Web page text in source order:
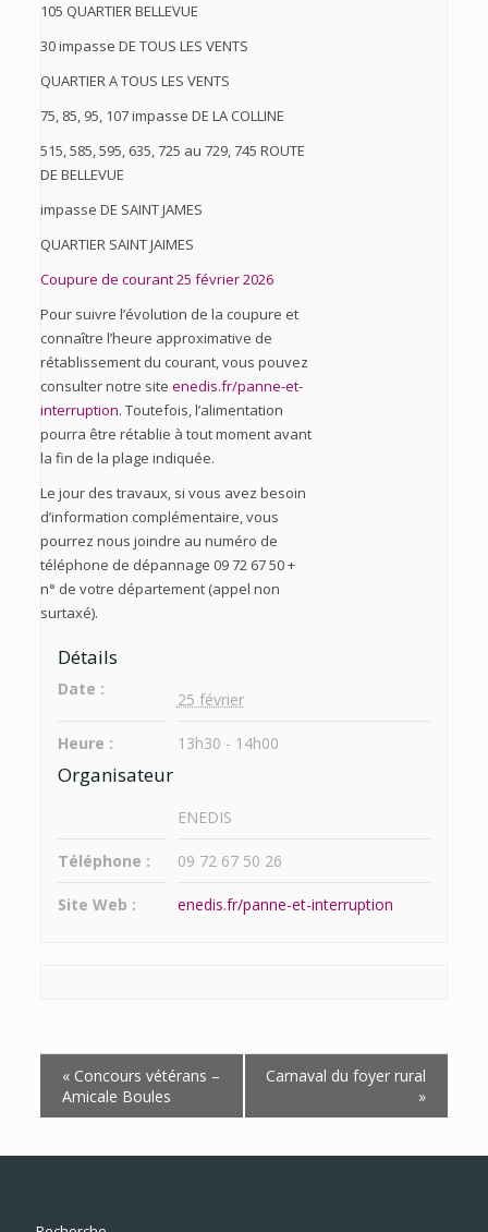
105 QUARTIER BELLEVUE
30 impasse DE TOUS LES VENTS
QUARTIER A TOUS LES VENTS
75, 85, 95, 107 impasse DE LA COLLINE
515, 585, 595, 635, 725 au 729, 745 ROUTE
DE BELLEVUE
impasse DE SAINT JAMES
QUARTIER SAINT JAIMES
Coupure de courant 25 février 2026
Pour suivre l’évolution de la coupure et
connaître l’heure approximative de
rétablissement du courant, vous pouvez
consulter notre site enedis.fr/panne-et-
interruption. Toutefois, l’alimentation
pourra être rétablie à tout moment avant
la fin de la plage indiquée.
Le jour des travaux, si vous avez besoin
d’information complémentaire, vous
pourrez nous joindre au numéro de
téléphone de dépannage 09 72 67 50 +
n° de votre département (appel non
surtaxé).
Détails
Date :
25 février
Heure : 13h30 - 14h00
Organisateur
ENEDIS
Téléphone : 09 72 67 50 26
Site Web : enedis.fr/panne-et-interruption
Évènement
«Concours vétérans –
Amicale Boules
Carnaval du foyer rural
»